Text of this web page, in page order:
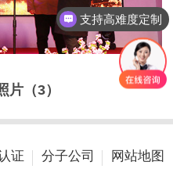
片（3）
证 分子公司 网站地图
支持高难度定制